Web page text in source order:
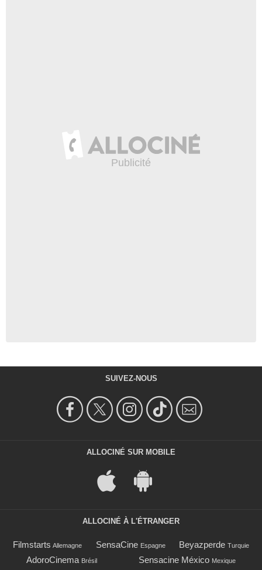
SUIVEZ-NOUS
ALLOCINÉ SUR MOBILE
ALLOCINÉ À L'ÉTRANGER
Filmstarts Allemagne SensaCine Espagne Beyazperde Turquie
AdoroCinema Brésil Sensacine México Mexique